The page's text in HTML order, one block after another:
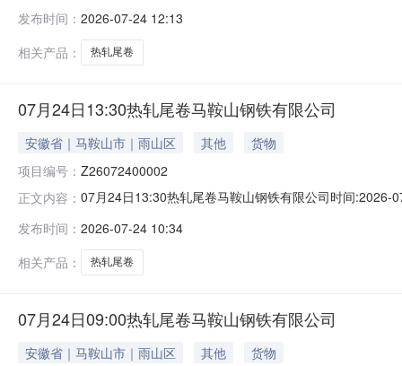
卷）Q235B2*1250*C攀钢钒1/1.59轧烂(因非计划产品的
发布时间： 2026-07-24 12:13
相关产品：
热轧尾卷
07月24日13:30热轧尾卷马鞍山钢铁有限公司
安徽省｜马鞍山市｜雨山区 其他
货物
项目编号： Z26072400002
正文内容： 07月24日13:30热轧尾卷马鞍山钢铁有限公司时间
保证金：￥1,700.00元交易保证金：￥1,700.00元竞价
发布时间： 2026-07-24 10:34
相关产品：
热轧尾卷
07月24日09:00热轧尾卷马鞍山钢铁有限公司
安徽省｜马鞍山市｜雨山区 其他
货物